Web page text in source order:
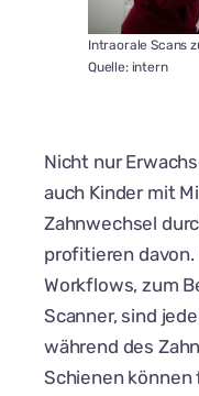
Intraorale Scans
Quelle: intern
Nicht nur
auch Kinder mit
Zahnwechsel
profitieren
Workflows, zum
Scanner, sind
während des
Schienen